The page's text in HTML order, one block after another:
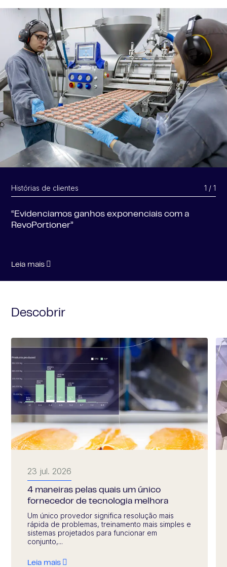
Histórias de clientes 1 / 1
“Evidenciamos ganhos exponenciais com a
RevoPortioner”
Leia mais
Descobrir
23 jul. 2026
4 maneiras pelas quais um único
fornecedor de tecnologia melhora
Um único provedor significa resolução mais
rápida de problemas, treinamento mais simples e
sistemas projetados para funcionar em
conjunto,...
Leia mais